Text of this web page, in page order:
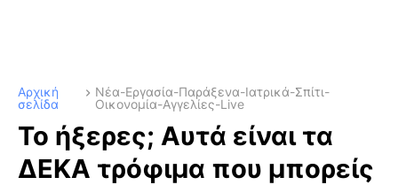
Αρχική
σελίδα
Νέα-Εργασία-Παράξενα-Ιατρικά-Σπίτι-
Οικονομία-Αγγελίες-Live
Το ήξερες; Αυτά είναι τα
ΔΕΚΑ τρόφιμα που μπορείς